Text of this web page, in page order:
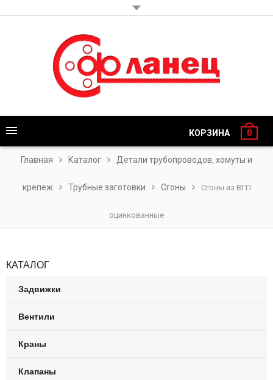
КОРЗИНА 0
Главная Каталог Детали трубопроводов, хомуты и
крепеж Трубные заготовки Сгоны Сгоны из ВГП
оцинкованные
КАТАЛОГ
Задвижки
Вентили
Краны
Клапаны